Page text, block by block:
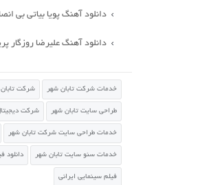
دانلود آهنگ پویا بیاتی بی
دانلود آهنگ علیرضا روزگار
خدمات شرکت تابان شهر شرکت تابان
طراحی سایت تابان شهر شرکت
خدمات طراحی سایت شرکت تابان شهر
خدمات سئو سایت تابان شهر دانلود
فیلم سینمایی ایرانی